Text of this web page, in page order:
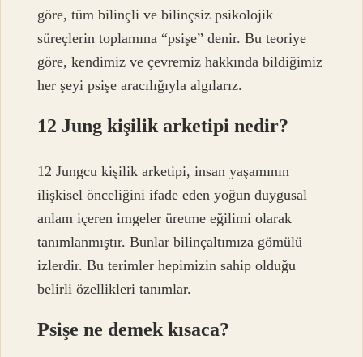
göre, tüm bilinçli ve bilinçsiz psikolojik
süreçlerin toplamına “psişe” denir. Bu teoriye
göre, kendimiz ve çevremiz hakkında bildiğimiz
her şeyi psişe aracılığıyla algılarız.
12 Jung kişilik arketipi nedir?
12 Jungcu kişilik arketipi, insan yaşamının
ilişkisel önceliğini ifade eden yoğun duygusal
anlam içeren imgeler üretme eğilimi olarak
tanımlanmıştır. Bunlar bilinçaltımıza gömülü
izlerdir. Bu terimler hepimizin sahip olduğu
belirli özellikleri tanımlar.
Psişe ne demek kısaca?